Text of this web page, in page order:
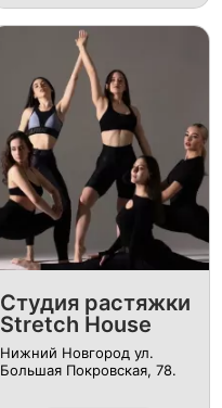
Студия растяжки
Stretch House
Нижний Новгород ул.
Большая Покровская, 78.